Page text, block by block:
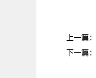
上一篇：
下一篇：